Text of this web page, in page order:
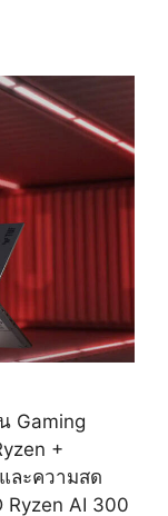
Gaming
+
ละความสด
Ryzen AI 300